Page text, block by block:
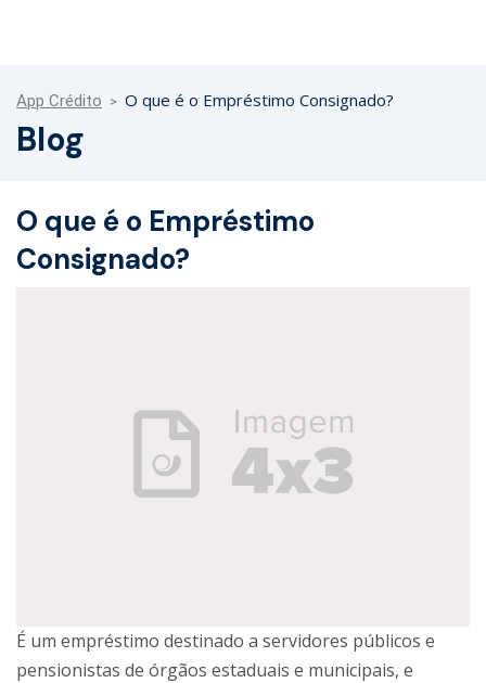
App Crédito O que é o Empréstimo Consignado?
Blog
O que é o Empréstimo
Consignado?
É um empréstimo destinado a servidores públicos e
pensionistas de órgãos estaduais e municipais, e